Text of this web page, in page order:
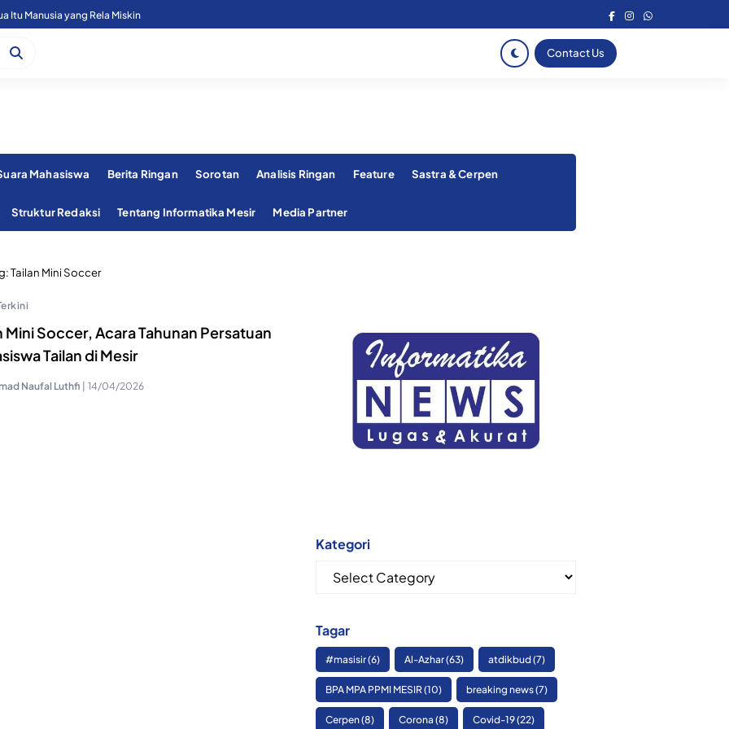
Itu Manusia yang Rela Miskin
Contact Us
Mahasiswa Berita Ringan Sorotan Analisis Ringan Feature Sastra & Cerpen
Struktur Redaksi Tentang Informatika Mesir Media Partner
Tailan Mini Soccer
Mini Soccer, Acara Tahunan Persatuan
Tailan di Mesir
Naufal Luthfi 14/04/2026
Kategori
Kategori
Tagar
#masisir(6) Al-Azhar(63) atdikbud(7)
BPA MPA PPMI MESIR(10) breaking news(7)
Cerpen(8) Corona (8) Covid-19(22)